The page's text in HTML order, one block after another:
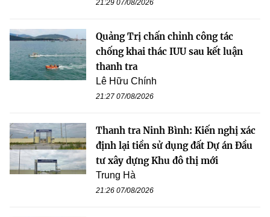
21:29 07/08/2026
Quảng Trị chấn chỉnh công tác
chống khai thác IUU sau kết luận
thanh tra
Lê Hữu Chính
21:27 07/08/2026
Thanh tra Ninh Bình: Kiến nghị xác
định lại tiền sử dụng đất Dự án Đầu
tư xây dựng Khu đô thị mới
Trung Hà
21:26 07/08/2026